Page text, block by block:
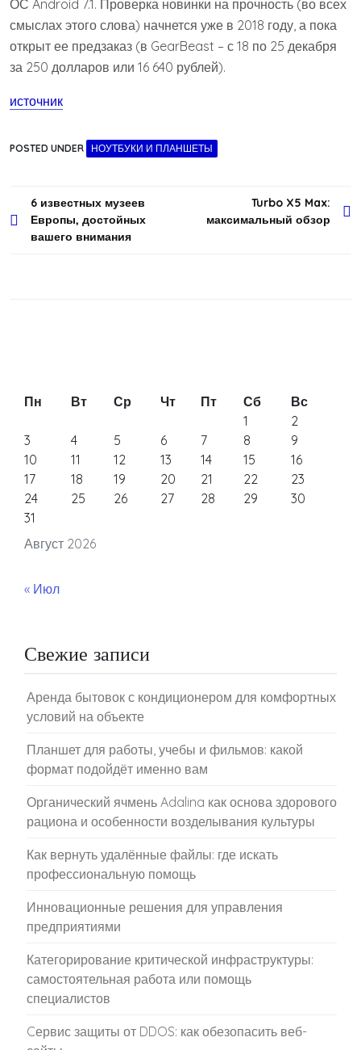
ОС Android 7.1. Проверка новинки на прочность (во всех
смыслах этого слова) начнется уже в 2018 году, а пока
открыт ее предзаказ (в GearBeast – с 18 по 25 декабря
за 250 долларов или 16 640 рублей).
источник
POSTED UNDER НОУТБУКИ И ПЛАНШЕТЫ
Навигация
по
6 известных музеев
Европы, достойных
вашего внимания
Turbo X5 Max:
максимальный обзор
Август 2026
Пн Вт Ср Чт Пт Сб
Вс
1
2
3
4 5 6 7 8
9
10
11 12 13 14 15
16
17
18 19 20 21 22
23
24
25 26 27 28 29
30
31
« Июл
Свежие записи
Аренда бытовок с кондиционером для комфортных
условий на объекте
Планшет для работы, учебы и фильмов: какой
формат подойдёт именно вам
Органический ячмень Adalina как основа здорового
рациона и особенности возделывания культуры
Как вернуть удалённые файлы: где искать
профессиональную помощь
Инновационные решения для управления
предприятиями
Категорирование критической инфраструктуры:
самостоятельная работа или помощь
специалистов
Cервис защиты от DDOS: как обезопасить веб-